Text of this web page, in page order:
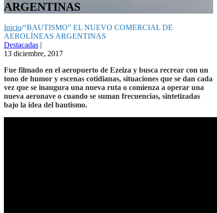
ARGENTINAS
Inicio/“BAUTISMO” EL NUEVO COMERCIAL DE
AEROLÍNEAS ARGENTINAS
Destacadas |
13 diciembre, 2017
Fue filmado en el aeropuerto de Ezeiza y busca recrear con un
tono de humor y escenas cotidianas, situaciones que se dan cada
vez que se inaugura una nueva ruta o comienza a operar una
nueva aeronave o cuando se suman frecuencias, sintetizadas
bajo la idea del bautismo.